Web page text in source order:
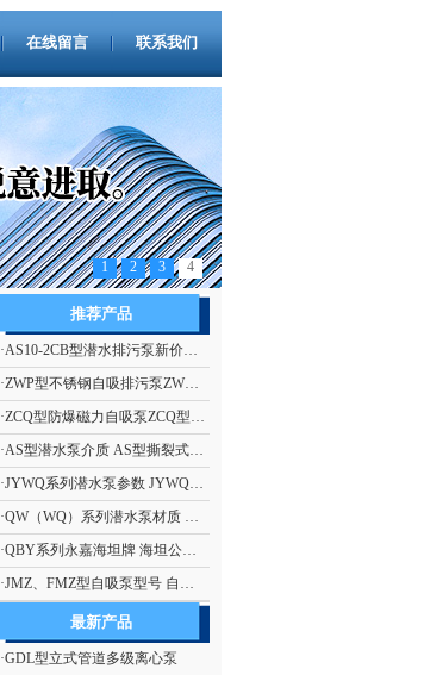
在线留言 联系我们
1 2 3 4
推荐产品
·AS10-2CB型潜水排污泵新价格 撕裂式潜水排污泵AS型 立式排污泵
·ZWP型不锈钢自吸排污泵ZWP型（自吸污水泵）
·ZCQ型防爆磁力自吸泵ZCQ型自吸泵
·AS型潜水泵介质 AS型撕裂式潜水泵
·JYWQ系列潜水泵参数 JYWQ系列自动搅匀潜水泵
·QW（WQ）系列潜水泵材质 QW（WQ）系列无堵塞潜水排污泵
·QBY系列永嘉海坦牌 海坦公司生产 隔膜泵系列 QBY系列铝合金气动隔膜泵
·JMZ、FMZ型自吸泵型号 自吸泵概述 JMZ、FMZ型不锈钢移动式自吸泵
最新产品
·GDL型立式管道多级离心泵